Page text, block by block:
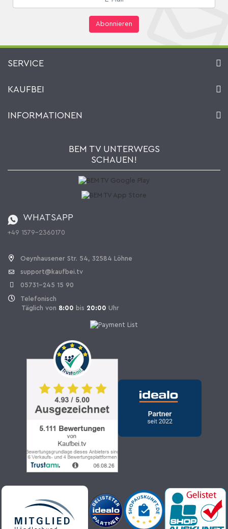
Abonnieren
SERVICE
Warenkorb
Mein Wunschzettel
KAUFBEI
Händler & Hersteller
Affiliateprogramm
INFORMATIONEN
Zahlung und Versand
BEM TV UNTERWEGS
SCHAUEN!
WHATSAPP
+49 1579-2360170
Oeynhausener Str. 54, 32584 Löhne
support@kaufbei.tv
05731-245 15 90
Telefonisch
Täglich von 8:00 bis 20:00 Uhr